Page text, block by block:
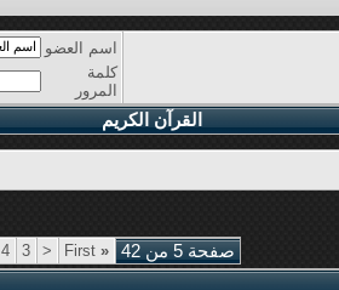
اسم العضو
كلمة
المرور
القرآن الكريم
صفحة 5 من 42 «
<
3
4